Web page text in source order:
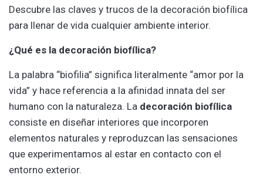
Descubre las claves y trucos de la decoración biofílica
para llenar de vida cualquier ambiente interior.
¿Qué es la decoración biofílica?
La palabra “biofilia” significa literalmente “amor por la
vida” y hace referencia a la afinidad innata del ser
humano con la naturaleza. La decoración biofílica
consiste en diseñar interiores que incorporen
elementos naturales y reproduzcan las sensaciones
que experimentamos al estar en contacto con el
entorno exterior.